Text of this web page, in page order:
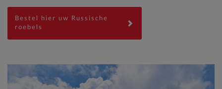
Bestel hier uw Russische
roebels